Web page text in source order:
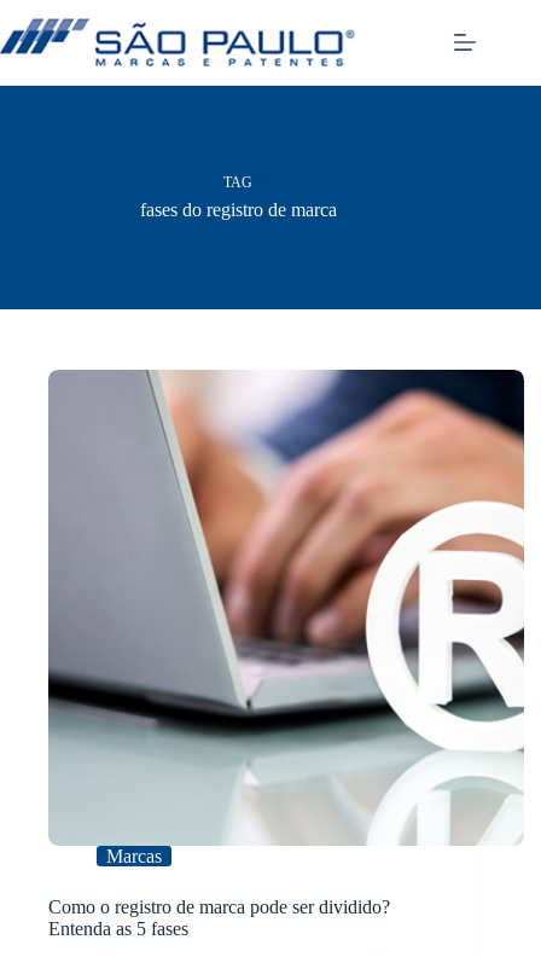
para
o
TAG
fases do registro de marca
Marcas
Como o registro de marca pode ser dividido?
Entenda as 5 fases